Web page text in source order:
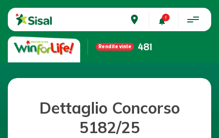
place
Rendite vinte 481
Dettaglio Concorso
5182/25